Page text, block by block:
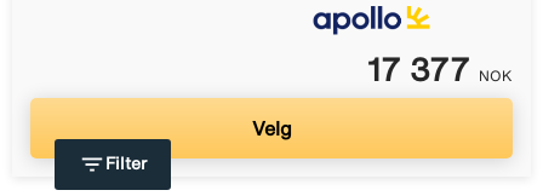
filter_list Filter
17 377 NOK
Velg